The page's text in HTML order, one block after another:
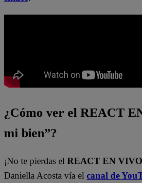
¿Cómo ver el REACT
mi bien”?
¡No te pierdas el REACT EN VIVO
Daniella Acosta vía el canal de